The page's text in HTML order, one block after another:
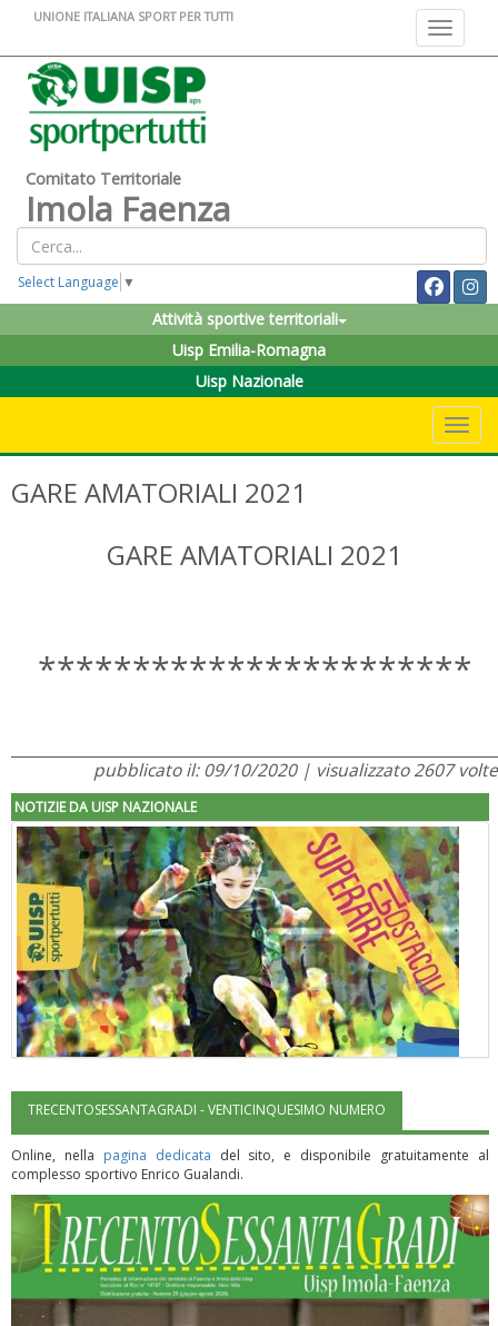
Toggle
UNIONE ITALIANA SPORT PER TUTTI
Comitato Territoriale
Imola Faenza
Select Language ▼
Attività sportive territoriali
Uisp Emilia-Romagna
Uisp Nazionale
GARE AMATORIALI 2021
GARE AMATORIALI 2021
***********************
pubblicato il: 09/10/2020 | visualizzato 2607 volte
NOTIZIE DA UISP NAZIONALE
"Superare gli ostacoli": la relazione di Tiziano Pesce al CN Uisp
TRECENTOSESSANTAGRADI - VENTICINQUESIMO NUMERO
Online, nella pagina dedicata del sito, e disponibile gratuitamente al
complesso sportivo Enrico Gualandi.